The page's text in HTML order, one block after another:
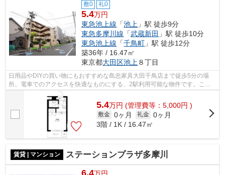
敷0 礼0
5.4万円
東急池上線 「池上 」駅 徒歩9分
東急多摩川線 「武蔵新田 」駅 徒歩10分
東急池上線 「千鳥町 」駅 徒歩12分
築36年 / 16.47㎡
東京都大田区池上 ８丁目
日用品やDIYの買い物にもおすすめな島忠家具大田千鳥店まで徒歩5分の場
所。電車でのアクセスを快適なものにする、2駅利用可能な物件です。こち
らの物件では初期費用をカードでお支払い...
5.4万円 (管理費等：5,000円 )
敷金 0ヶ月 礼金 0ヶ月
3階 / 1K / 16.47㎡
賃貸 | マンション ステーションプラザ多摩川
6.4